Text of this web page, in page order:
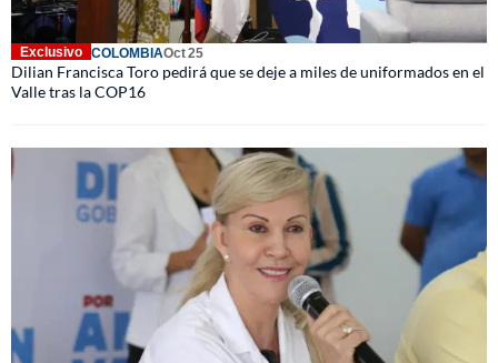
Exclusivo COLOMBIAOct 25
Dilian Francisca Toro pedirá que se deje a miles de uniformados en el
Valle tras la COP16